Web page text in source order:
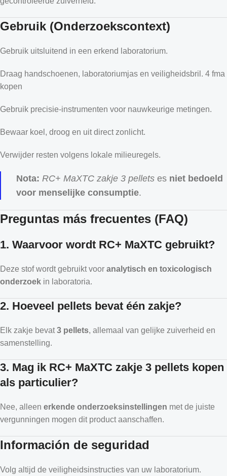
Gebruik (Onderzoekscontext)
Gebruik uitsluitend in een erkend laboratorium.
Draag handschoenen, laboratoriumjas en veiligheidsbril. 4 fma
kopen
Gebruik precisie-instrumenten voor nauwkeurige metingen.
Bewaar koel, droog en uit direct zonlicht.
Verwijder resten volgens lokale milieuregels.
Nota: RC+ MaXTC zakje 3 pellets es niet bedoeld
voor menselijke consumptie.
Preguntas más frecuentes (FAQ)
1. Waarvoor wordt RC+ MaXTC gebruikt?
Deze stof wordt gebruikt voor analytisch en toxicologisch
onderzoek in laboratoria.
2. Hoeveel pellets bevat één zakje?
Elk zakje bevat3 pellets, allemaal van gelijke zuiverheid en
samenstelling.
3. Mag ik RC+ MaXTC zakje 3 pellets kopen
als particulier?
Nee, alleen erkende onderzoeksinstellingen met de juiste
vergunningen mogen dit product aanschaffen.
Información de seguridad
Volg altijd de veiligheidsinstructies van uw laboratorium.